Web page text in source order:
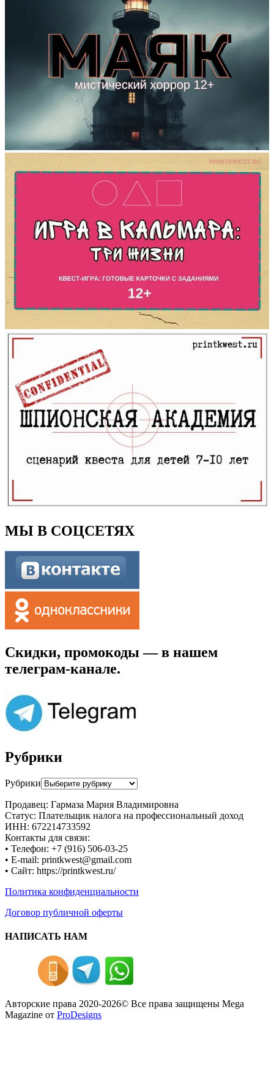
МЫ В СОЦСЕТЯХ
Скидки, промокоды — в нашем
телеграм-канале.
Рубрики
Рубрики
Продавец: Гармаза Мария Владимировна
Статус: Плательщик налога на профессиональный доход
ИНН: 672214733592
Контакты для связи:
• Телефон: +7 (916) 506-03-25
• E-mail: printkwest@gmail.com
• Сайт: https://printkwest.ru/
Политика конфиденциальности
Договор публичной оферты
НАПИСАТЬ НАМ
Авторские права 2020-2026© Все права защищены Mega
Magazine от ProDesigns